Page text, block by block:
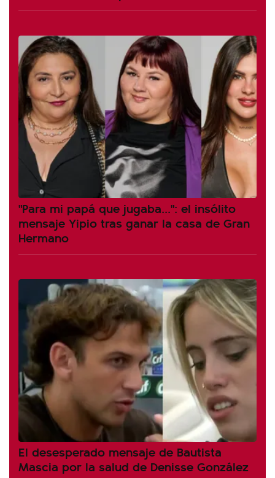
"Para mi papá que jugaba...": el insólito
mensaje Yipio tras ganar la casa de Gran
Hermano
El desesperado mensaje de Bautista
Mascia por la salud de Denisse González